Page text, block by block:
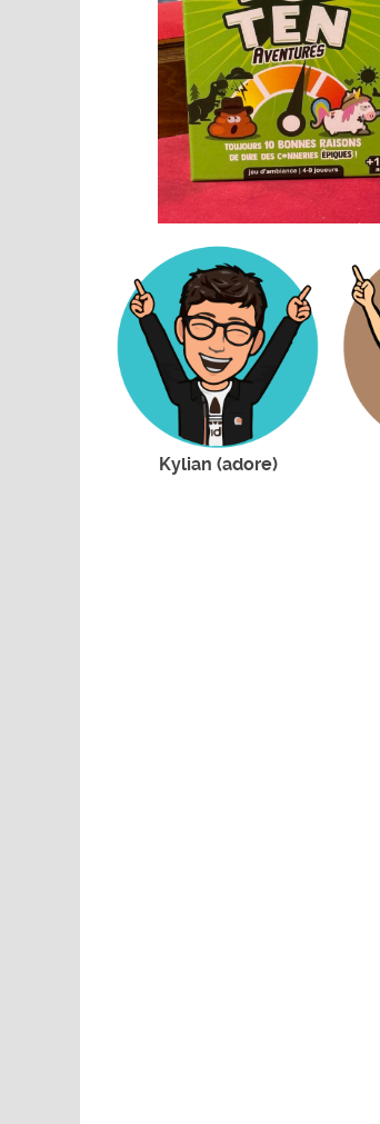
Kylian (adore)